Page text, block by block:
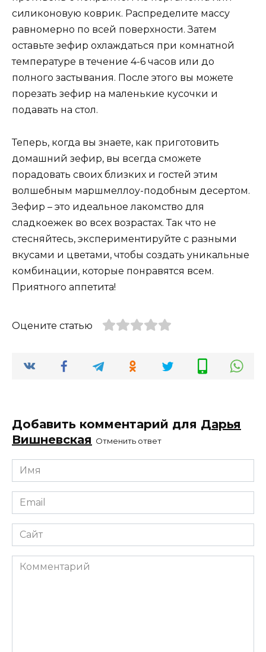
силиконовую коврик. Распределите массу
равномерно по всей поверхности. Затем
оставьте зефир охлаждаться при комнатной
температуре в течение 4-6 часов или до
полного застывания. После этого вы можете
порезать зефир на маленькие кусочки и
подавать на стол.
Теперь, когда вы знаете, как приготовить
домашний зефир, вы всегда сможете
порадовать своих близких и гостей этим
волшебным маршмеллоу-подобным десертом.
Зефир – это идеальное лакомство для
сладкоежек во всех возрастах. Так что не
стесняйтесь, экспериментируйте с разными
вкусами и цветами, чтобы создать уникальные
комбинации, которые понравятся всем.
Приятного аппетита!
Оцените статью
Добавить комментарий для Дарья
Вишневская Отменить ответ
Имя
*
Email
*
Сайт
Комментарий